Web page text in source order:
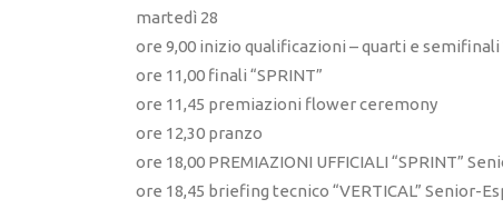
martedì 28
ore 9,00 inizio qualificazioni – quarti e
ore 11,00 finali “SPRINT”
ore 11,45 premiazioni flower ceremony
ore 12,30 pranzo
ore 18,00 PREMIAZIONI UFFICIALI “SPRINT”
ore 18,45 briefing tecnico “VERTICAL” Senior-